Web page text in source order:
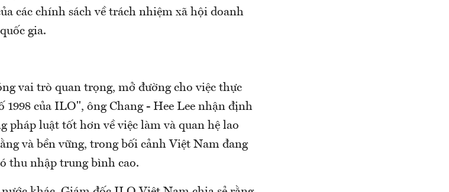
các chính sách về trách nhiệm xã hội doanh
gia.
vai trò quan trọng, mở đường cho việc thực
1998 của ILO", ông Chang - Hee Lee nhận định
pháp luật tốt hơn về việc làm và quan hệ lao
và bền vững, trong bối cảnh Việt Nam đang
thu nhập trung bình cao.